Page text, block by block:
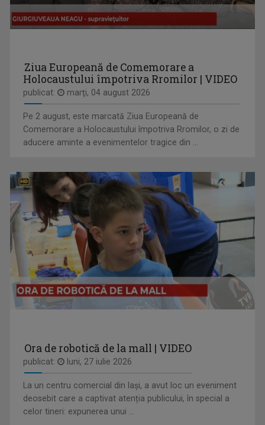
EDUCAȚIA LA ZI
Dezbatere pe subiecte din învățământul ...
CAP DE AFIȘ
Emisiunea “Cap de Afiş” de la Iaşi urmăreşte ...
HORIA GUMENI
Prezintă emisiunea de folclor „Cântec și ...
OLENA POPOVYCH
M-am născut şi am crescut în Maramureşul ...
Ziua Europeană de Comemorare a
Holocaustului împotriva Rromilor | VIDEO
publicat: marţi, 04 august 2026
Pe 2 august, este marcată Ziua Europeană de
Comemorare a Holocaustului împotriva Rromilor, o zi de
aducere aminte a evenimentelor tragice din ...
Ora de robotică de la mall | VIDEO
publicat: luni, 27 iulie 2026
La un centru comercial din Iași, a avut loc un eveniment
deosebit care a captivat atenția publicului, în special a
celor tineri: expunerea unui ...